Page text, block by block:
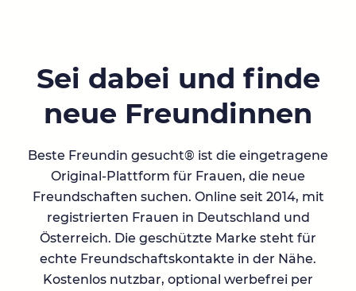
Sei dabei und finde
neue Freundinnen
Beste Freundin gesucht® ist die eingetragene
Original-Plattform für Frauen, die neue
Freundschaften suchen. Online seit 2014, mit
registrierten Frauen in Deutschland und
Österreich. Die geschützte Marke steht für
echte Freundschaftskontakte in der Nähe.
Kostenlos nutzbar, optional werbefrei per